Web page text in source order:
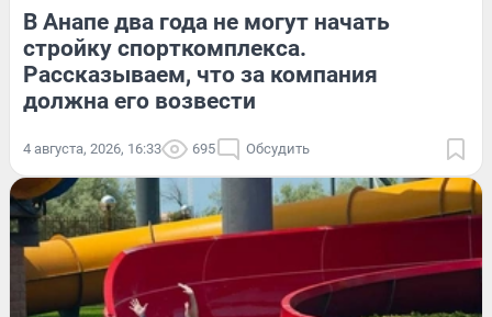
В Анапе два года не могут начать
стройку спорткомплекса.
Рассказываем, что за компания
должна его возвести
4 августа, 2026, 16:33 695 Обсудить